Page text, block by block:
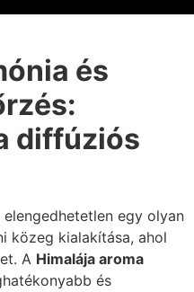
és
diffúziós
egy olyan
közeg kialakítása, ahol
A Himalája aroma
és